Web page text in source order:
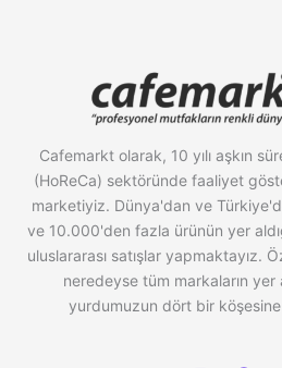
Cafemarkt olarak, 10 yılı aşkın
(HoReCa) sektöründe faaliyet
marketiyiz. Dünya'dan ve
ve 10.000'den fazla ürünün yer
uluslararası satışlar yapmaktayız.
neredeyse tüm markaların yer
yurdumuzun dört bir